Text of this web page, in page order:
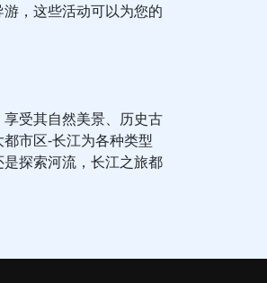
，这些活动可以为您的
受其自然美景、历史古
市区-长江为各种类型
探索河流，长江之旅都